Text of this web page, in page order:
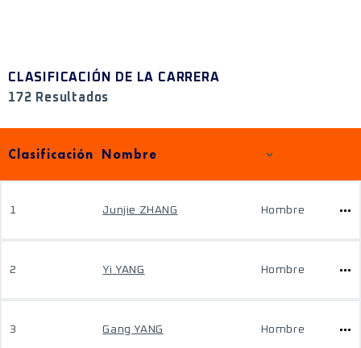
CLASIFICACIÓN DE LA CARRERA
172 Resultados
Clasificación Nombre
1 Junjie ZHANG Hombre
2 Yi YANG Hombre
3 Gang YANG Hombre